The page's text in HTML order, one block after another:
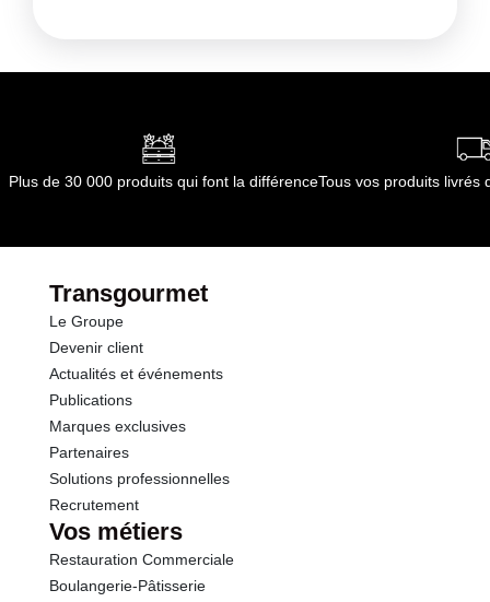
Plus de 30 000 produits qui font la différenceTous vos produits livrés
Transgourmet
Le Groupe
Devenir client
Actualités et événements
Publications
Marques exclusives
Partenaires
Solutions professionnelles
Recrutement
Vos métiers
Restauration Commerciale
Boulangerie-Pâtisserie